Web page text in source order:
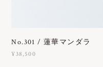
No.301 / 蓮華マンダラ
¥38,500